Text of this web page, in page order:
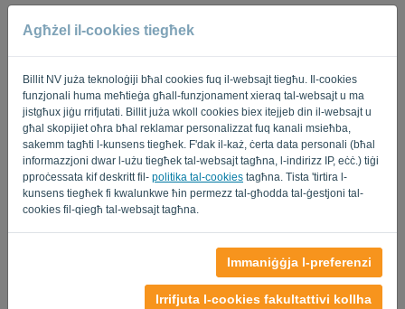
Agħżel il-cookies tiegħek
Billit NV juża teknoloġiji bħal cookies fuq il-websajt tiegħu. Il-cookies
funzjonali huma meħtieġa għall-funzjonament xieraq tal-websajt u ma
jistgħux jiġu rrifjutati. Billit juża wkoll cookies biex itejjeb din il-websajt u
għal skopijiet oħra bħal reklamar personalizzat fuq kanali msieħba,
sakemm tagħti l-kunsens tiegħek. F'dak il-każ, ċerta data personali (bħal
informazzjoni dwar l-użu tiegħek tal-websajt tagħna, l-indirizz IP, eċċ.) tiġi
pproċessata kif deskritt fil- politika tal-cookies tagħna. Tista 'tirtira l-
kunsens tiegħek fi kwalunkwe ħin permezz tal-għodda tal-ġestjoni tal-
cookies fil-qiegħ tal-websajt tagħna.
Immaniġġja l-preferenzi
Irrifjuta l-cookies fakultattivi kollha
Password
Fakkarni Insejt il-password?
SINJAL
Termini u Kundizzjonijiet